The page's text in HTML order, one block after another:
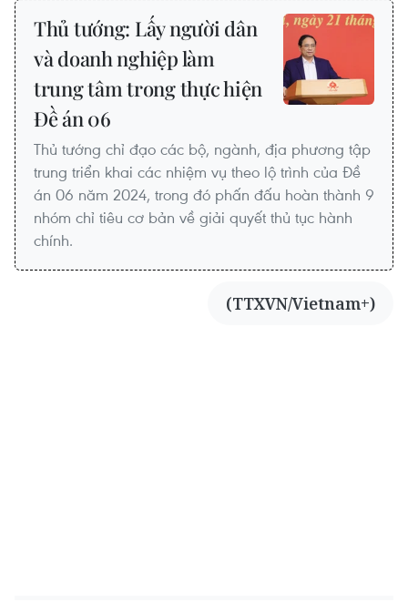
Thủ tướng: Lấy người dân
và doanh nghiệp làm
trung tâm trong thực hiện
Đề án 06
Thủ tướng chỉ đạo các bộ, ngành, địa phương tập
trung triển khai các nhiệm vụ theo lộ trình của Đề
án 06 năm 2024, trong đó phấn đấu hoàn thành 9
nhóm chỉ tiêu cơ bản về giải quyết thủ tục hành
chính.
(TTXVN/Vietnam+)